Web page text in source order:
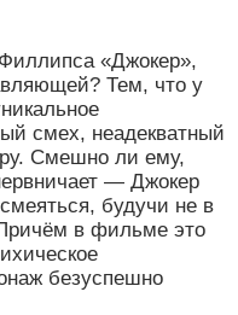
«Джокер»,
Тем, что у
смех, неадекватный
Смешно ли ему,
— Джокер
будучи не в
в фильме это
безуспешно